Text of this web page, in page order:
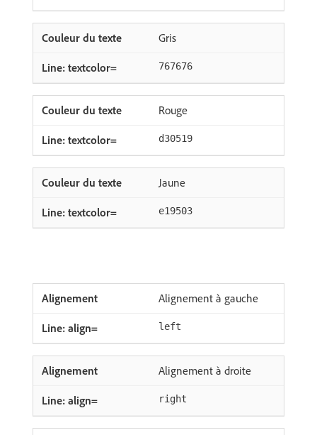
Gris
767676
Rouge
d30519
Jaune
e19503
Alignement à gauche
left
Alignement à droite
right